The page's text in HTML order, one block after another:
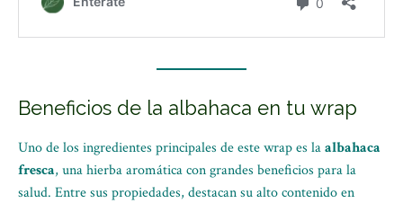
Beneficios de la albahaca en tu wrap
Uno de los ingredientes principales de este wrap es laalbahaca
fresca, una hierba aromática con grandes beneficios para la
salud. Entre sus propiedades, destacan su alto contenido en